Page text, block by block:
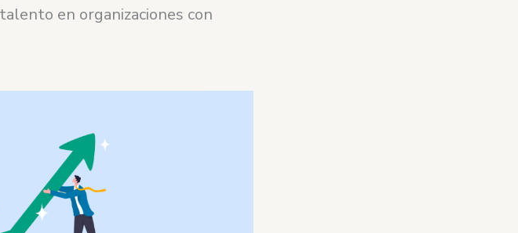
en organizaciones con